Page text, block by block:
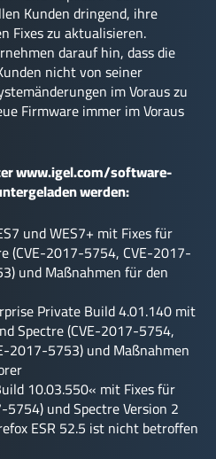
Kunden dringend, ihre
Fixes zu aktualisieren.
darauf hin, dass die
nicht von seiner
im Voraus zu
Firmware immer im Voraus
www.igel.com/software-
werden:
und WES7+ mit Fixes für
(CVE-2017-5754, CVE-2017-
und Maßnahmen für den
Private Build 4.01.140 mit
Spectre (CVE-2017-5754,
2017-5753) und Maßnahmen
10.03.550« mit Fixes für
und Spectre Version 2
ESR 52.5 ist nicht betroffen